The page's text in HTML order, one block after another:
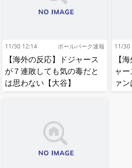
11/30 12:14 ボールパーク速報
【海外の反応】ドジャース
が７連敗しても気の毒だと
は思わない【大谷】
11/30
【
ャ
ァ